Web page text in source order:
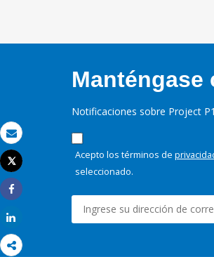
Correo electrónico
Imprimir
Tweet
Share
Notificaciones sobre Project
Acepto los términos de
seleccionado.